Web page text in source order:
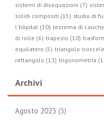
sistemi di disequazioni (7)
solidi compositi (15) studio di
l'hôpital (10) teorema di
di rolle (6) trapezio (10)
equilatero (5) triangolo
rettangolo (13) trigonometria
Archivi
Agosto 2023 (3)